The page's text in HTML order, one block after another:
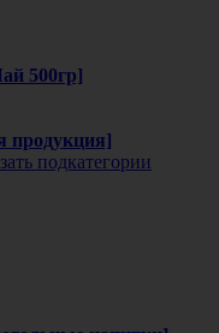
500гр]
продукция]
подкатегории